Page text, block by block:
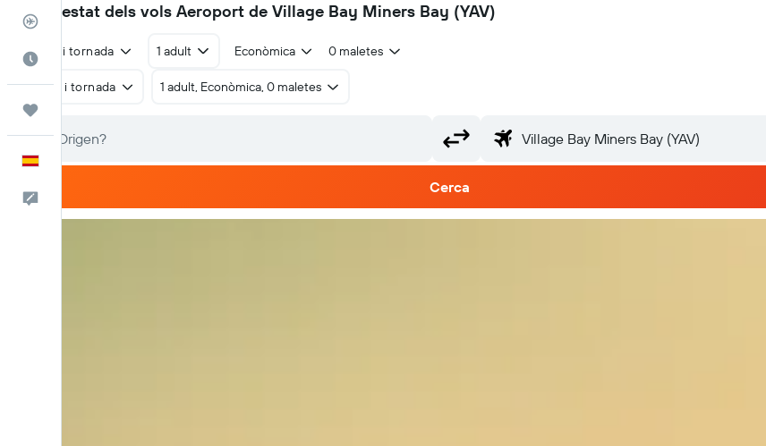
Rastrejador
El millor moment per viatjar
Vols i estat dels vols Aeroport de Village Bay Miners Bay (YAV)
Anada i tornada 1 adult Econòmica 0 maletes
Anada i tornada 1 adult, Econòmica, 0 maletes
Cerca